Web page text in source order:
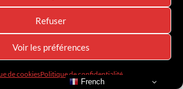
Refuser
Voir les préférences
de cookiesPolitique de confidentialité
French